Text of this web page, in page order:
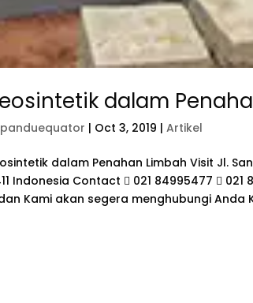
dalam
panduequator | Oct 3, 2019 |Artikel
dalam Penahan Limbah Visit Jl.
Indonesia Contact  021 84995477  021
Kami akan segera menghubungi Anda